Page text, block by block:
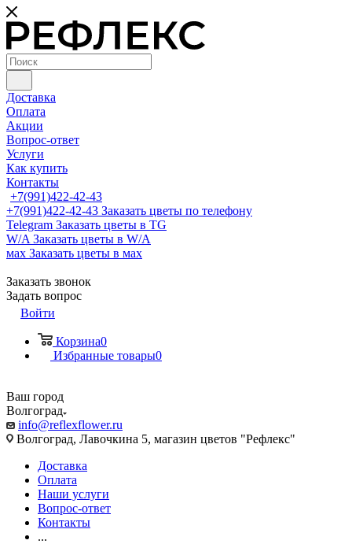
Доставка
Оплата
Акции
Вопрос-ответ
Услуги
Как купить
Контакты
+7(991)422-42-43
+7(991)422-42-43 Заказать цветы по телефону
Telegram Заказать цветы в TG
W/A Заказать цветы в W/A
мах Заказать цветы в мах
Заказать звонок
Задать вопрос
Войти
Корзина0
Избранные товары0
Ваш город
Волгоград
info@reflexflower.ru
Волгоград, Лавочкина 5, магазин цветов "Рефлекс"
Доставка
Оплата
Наши услуги
Вопрос-ответ
Контакты
...